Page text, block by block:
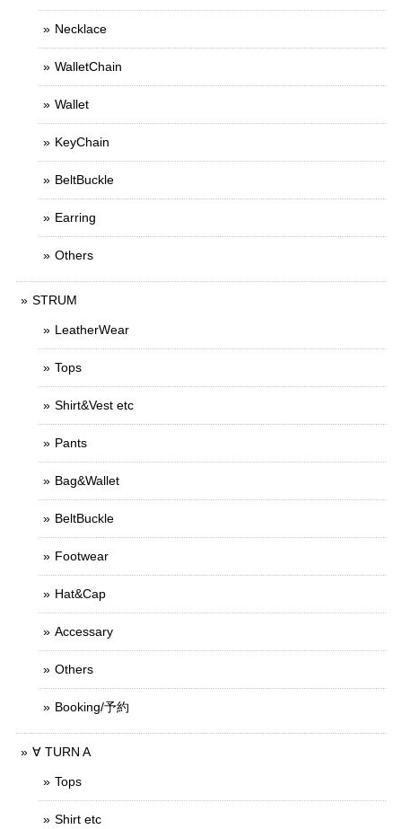
Necklace
WalletChain
Wallet
KeyChain
BeltBuckle
Earring
Others
STRUM
LeatherWear
Tops
Shirt&Vest etc
Pants
Bag&Wallet
BeltBuckle
Footwear
Hat&Cap
Accessary
Others
Booking/予約
∀ TURN A
Tops
Shirt etc